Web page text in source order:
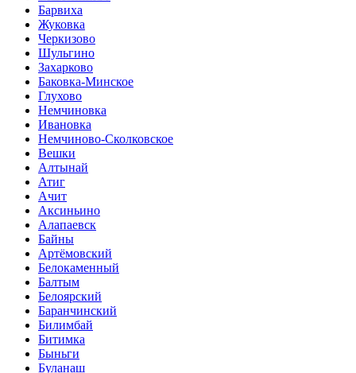
Барвиха
Жуковка
Черкизово
Шульгино
Захарково
Баковка-Минское
Глухово
Немчиновка
Ивановка
Немчиново-Сколковское
Вешки
Алтынай
Атиг
Ачит
Аксиньино
Алапаевск
Байны
Артёмовский
Белокаменный
Балтым
Белоярский
Баранчинский
Билимбай
Битимка
Быньги
Буланаш